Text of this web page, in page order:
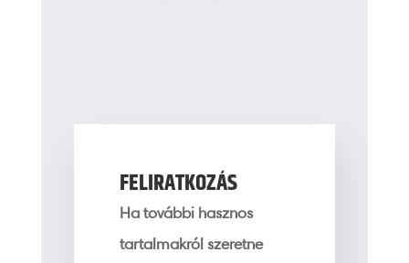
FELIRATKOZÁS
Ha további hasznos
tartalmakról szeretne